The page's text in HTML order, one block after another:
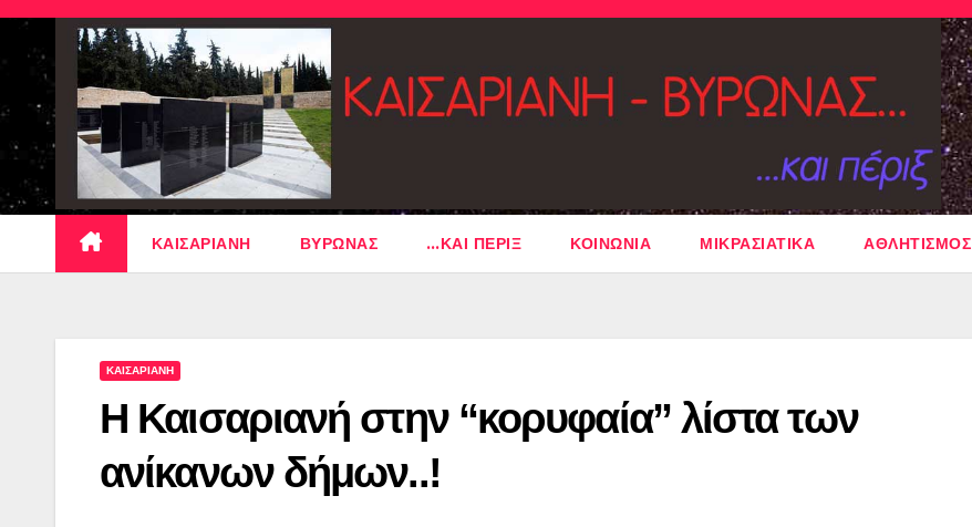
Skip
content
ΚΑΙΣΑΡΙΑΝΗ ΒΥΡΩΝΑΣ …ΚΑΙ ΠΕΡΙΞ ΚΟΙΝΩΝΙΑ ΜΙΚΡΑΣΙΑΤΙΚΑ ΑΘΛΗΤΙΣΜΟΣ
ΚΑΙΣΑΡΙΑΝΗ
Η Καισαριανή στην “κορυφαία” λίστα των
ανίκανων δήμων..!